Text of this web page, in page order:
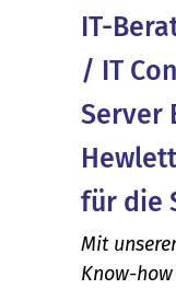
IT-
/ IT
Server
für die
Mit
Know-